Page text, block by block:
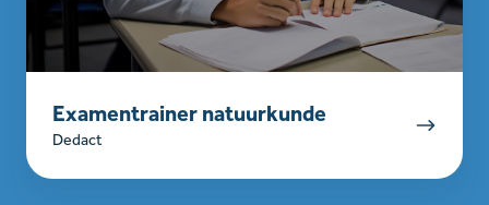
Examentrainer natuurkunde
Dedact